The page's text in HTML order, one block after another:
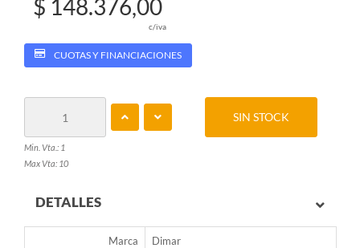
$ 148.376,00
c/iva
CUOTAS Y FINANCIACIONES
Min. Vta.: 1
Max Vta: 10
SIN STOCK
DETALLES
Marca Dimar